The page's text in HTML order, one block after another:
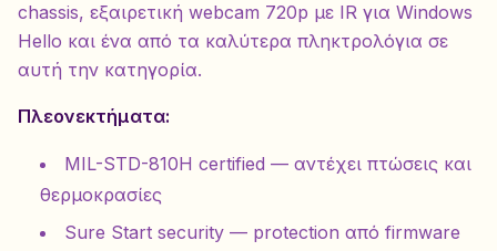
chassis, εξαιρετική webcam 720p με IR για Windows
Hello και ένα από τα καλύτερα πληκτρολόγια σε
αυτή την κατηγορία.
Πλεονεκτήματα:
MIL-STD-810H certified — αντέχει πτώσεις και
θερμοκρασίες
Sure Start security — protection από firmware